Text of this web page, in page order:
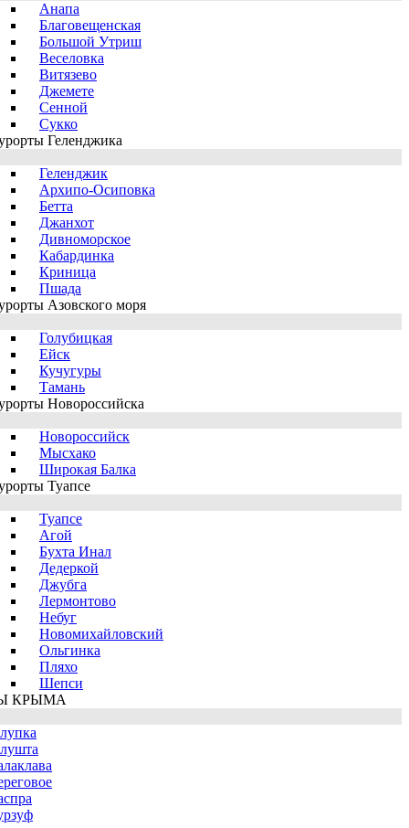
Анапа
Благовещенская
Большой Утриш
Веселовка
Витязево
Джемете
Сенной
Сукко
Геленджика
Геленджик
Архипо-Осиповка
Бетта
Джанхот
Дивноморское
Кабардинка
Криница
Пшада
Азовского моря
Голубицкая
Ейск
Кучугуры
Тамань
Новороссийска
Новороссийск
Мысхако
Широкая Балка
Туапсе
Туапсе
Агой
Бухта Инал
Дедеркой
Джубга
Лермонтово
Небуг
Новомихайловский
Ольгинка
Пляхо
Шепси
КРЫМА